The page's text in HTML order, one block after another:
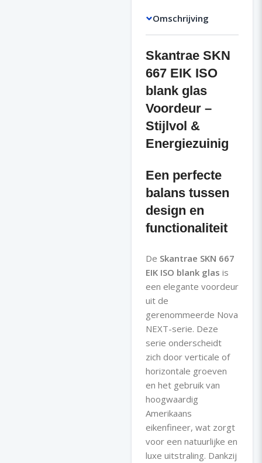
Omschrijving
Skantrae SKN
667 EIK ISO
blank glas
Voordeur –
Stijlvol &
Energiezuinig
Een perfecte
balans tussen
design en
functionaliteit
De Skantrae SKN 667
EIK ISO blank glas is
een elegante voordeur
uit de
gerenommeerde Nova
NEXT-serie. Deze
serie onderscheidt
zich door verticale of
horizontale groeven
en het gebruik van
hoogwaardig
Amerikaans
eikenfineer, wat zorgt
voor een natuurlijke en
luxe uitstraling. Dankzij